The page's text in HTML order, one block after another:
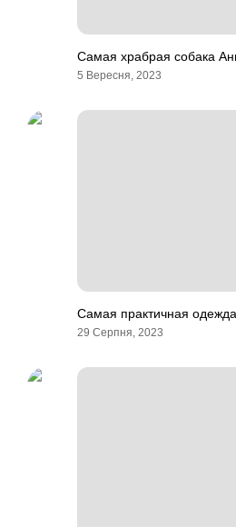
Самая храбрая собака
5 Вересня, 2023
Самая практичная
29 Серпня, 2023